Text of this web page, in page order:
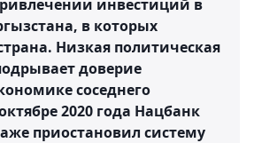
инвестиций в
в которых
Низкая политическая
доверие
соседнего
2020 года Нацбанк
приостановил систему